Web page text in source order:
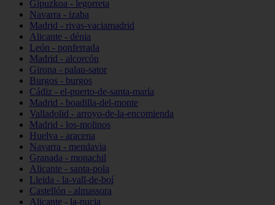
Gipuzkoa - legorreta
Navarra - izaba
Madrid - rivas-vaciamadrid
Alicante - dénia
León - ponferrada
Madrid - alcorcón
Girona - palau-sator
Burgos - burgos
Cádiz - el-puerto-de-santa-maría
Madrid - boadilla-del-monte
Valladolid - arroyo-de-la-encomienda
Madrid - los-molinos
Huelva - aracena
Navarra - mendavia
Granada - monachil
Alicante - santa-pola
Lleida - la-vall-de-boí
Castellón - almassora
Alicante - la-nucia